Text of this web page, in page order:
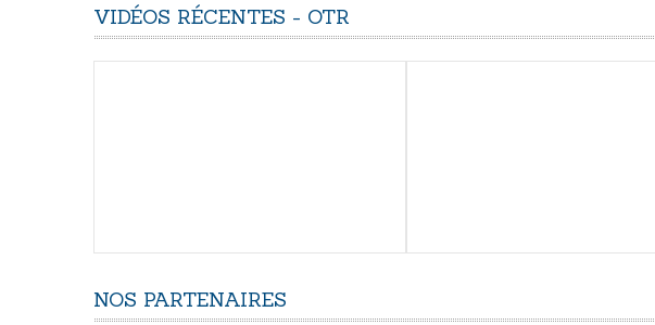
VIDÉOS RÉCENTES - OTR
NOS PARTENAIRES